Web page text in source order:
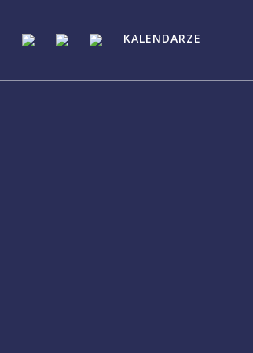
KALENDARZE